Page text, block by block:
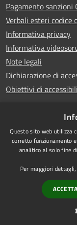
Pagamento sanzioni
Verbali esteri codice
Informativa privacy
Informativa
Note legali
Dichiarazione di
Obiettivi di
RSS
Accessibilità
Privacy
Mappa del sito
Questo sito web utilizza
corretto funzionamento
analitico al solo fine
Per maggiori